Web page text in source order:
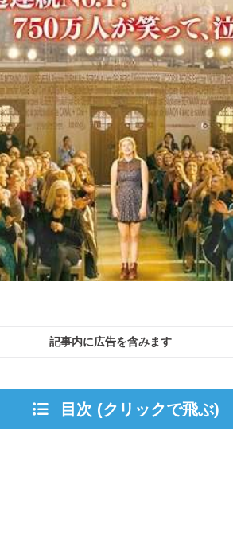
記事内に広告を含みます
目次 (クリックで飛ぶ)